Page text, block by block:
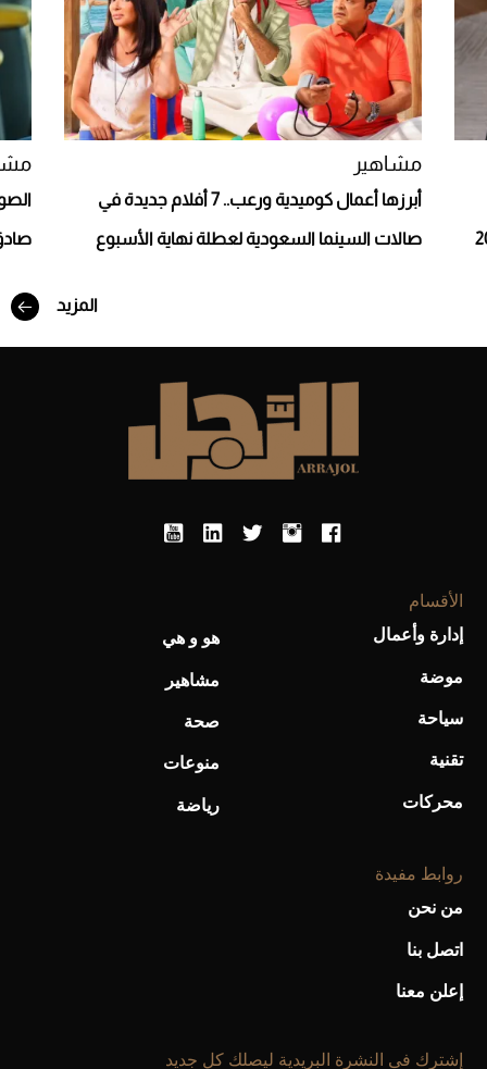
Aston Martin Valiant: على هوى الأبطال
أحذية Mary Jane: ترف وأناقة للرجال
مشاهير
أبرزها أعمال كوميدية ورعب.. 7 أفلام جديدة في
صالات السينما السعودية لعطلة نهاية الأسبوع
المزيد
الأقسام
إدارة وأعمال
موضة
سياحة
تقنية
محركات
هو و هي
مشاهير
صحة
منوعات
رياضة
روابط مفيدة
من نحن
اتصل بنا
إعلن معنا
إشترك فى النشرة البريدية ليصلك كل جديد